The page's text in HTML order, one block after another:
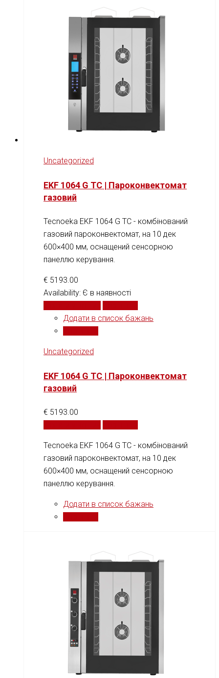
Uncategorized
EKF 1064 G TC | Пароконвектомат
газовий
Tecnoeka EKF 1064 G TC - комбінований
газовий пароконвектомат, на 10 дек
600×400 мм, оснащений сенсорною
панеллю керування.
€ 5193.00
Availability: Є в наявності
Додати в список бажань
Uncategorized
EKF 1064 G TC | Пароконвектомат
газовий
€ 5193.00
Tecnoeka EKF 1064 G TC - комбінований
газовий пароконвектомат, на 10 дек
600×400 мм, оснащений сенсорною
панеллю керування.
Додати в список бажань